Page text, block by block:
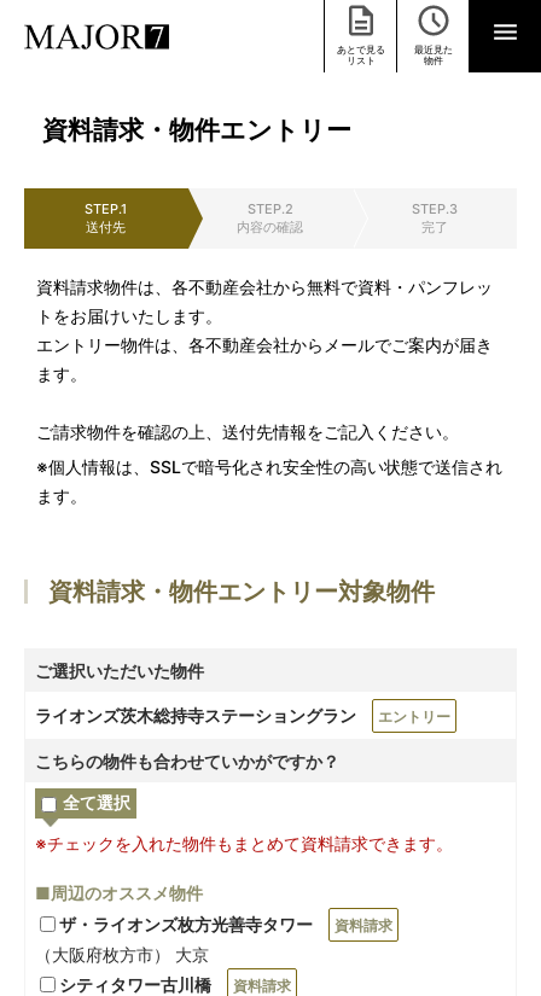
あとで見る
リスト
最近見た
物件
資料請求・物件エントリー
STEP.1
送付先
STEP.2
内容の確認
STEP.3
完了
資料請求物件は、各不動産会社から無料で資料・パンフレッ
トをお届けいたします。
エントリー物件は、各不動産会社からメールでご案内が届き
ます。
ご請求物件を確認の上、送付先情報をご記入ください。
※個人情報は、SSLで暗号化され安全性の高い状態で送信され
ます。
資料請求・物件エントリー対象物件
ご選択いただいた物件
ライオンズ茨木総持寺ステーショングラン エントリー
こちらの物件も合わせていかがですか？
全て選択
※チェックを入れた物件もまとめて資料請求できます。
■周辺のオススメ物件
ザ・ライオンズ枚方光善寺タワー
資料請求
（大阪府枚方市） 大京
シティタワー古川橋
資料請求